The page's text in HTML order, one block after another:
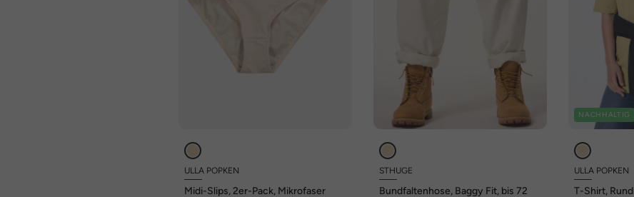
ULLA POPKEN
Midi-Slips, 2er-Pack, Mikrofaser
STHUGE
Bundfaltenhose, Baggy Fit, bis 72
NACHHALTIG
ULLA POPKEN
T-Shirt,